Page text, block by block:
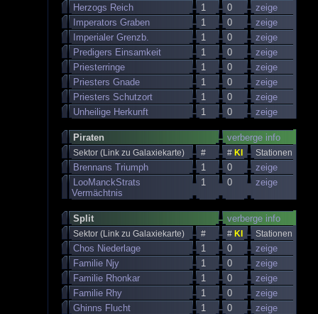
Herzogs Reich
1 0
zeige
Imperators Graben
1 0
zeige
Imperialer Grenzb.
1 0
zeige
Predigers Einsamkeit
1 0
zeige
Priesterringe
1 0
zeige
Priesters Gnade
1 0
zeige
Priesters Schutzort
1 0
zeige
Unheilige Herkunft
1 0 zeige
Piraten verberge info
Sektor (Link zu Galaxiekarte) # # KI Stationen
Brennans Triumph 1 0
zeige
LooManckStrats
Vermächtnis
1 0 zeige
Split verberge info
Sektor (Link zu Galaxiekarte) # # KI Stationen
Chos Niederlage 1 0
zeige
Familie Njy
1 0
zeige
Familie Rhonkar
1 0
zeige
Familie Rhy
1 0
zeige
Ghinns Flucht
1 0
zeige